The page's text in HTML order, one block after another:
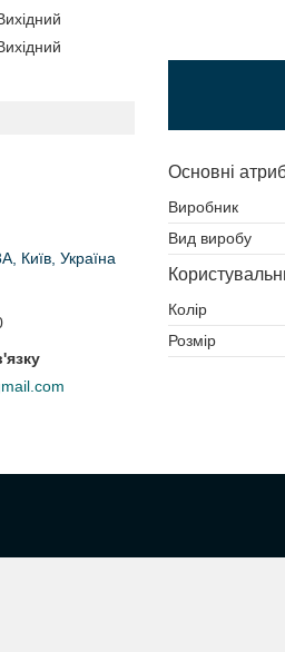
Київ, Україна
Основні
Виробник
Вид виробу
Колір
Розмір